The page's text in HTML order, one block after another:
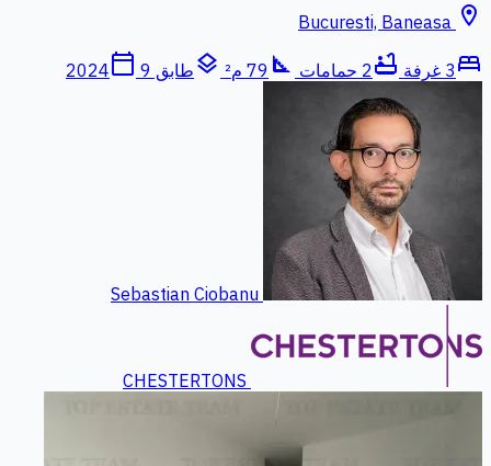
location_on
bed 3 غرفة bathtub 2 حمامات square_foot 79 م² layers طابق 9 calendar_today
2024
Sebastian Ciobanu
CHESTERTONS